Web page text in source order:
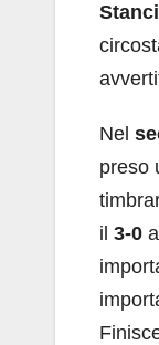
Nel
preso
il 3-0